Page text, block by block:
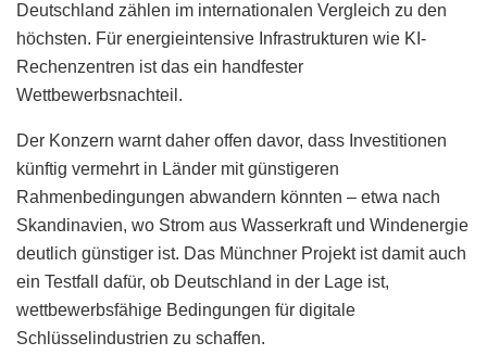
Deutschland zählen im internationalen Vergleich zu den
höchsten. Für energieintensive Infrastrukturen wie KI-
Rechenzentren ist das ein handfester
Wettbewerbsnachteil.
Der Konzern warnt daher offen davor, dass Investitionen
künftig vermehrt in Länder mit günstigeren
Rahmenbedingungen abwandern könnten – etwa nach
Skandinavien, wo Strom aus Wasserkraft und Windenergie
deutlich günstiger ist. Das Münchner Projekt ist damit auch
ein Testfall dafür, ob Deutschland in der Lage ist,
wettbewerbsfähige Bedingungen für digitale
Schlüsselindustrien zu schaffen.